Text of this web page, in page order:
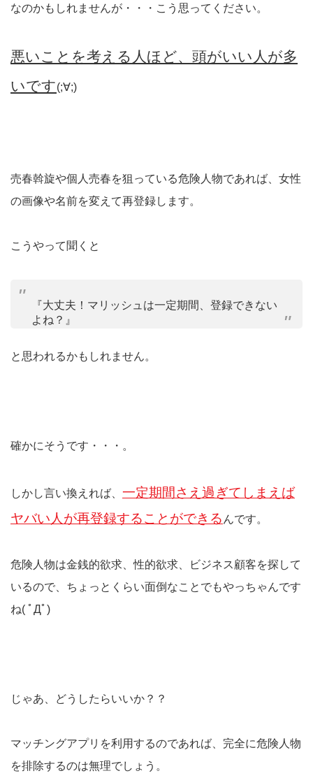
なのかもしれませんが・・・こう思ってください。
悪いことを考える人ほど、頭がいい人が多
いです(;∀;)
売春斡旋や個人売春を狙っている危険人物であれば、女性
の画像や名前を変えて再登録します。
こうやって聞くと
『大丈夫！マリッシュは一定期間、登録できない
よね？』
と思われるかもしれません。
確かにそうです・・・。
しかし言い換えれば、 一定期間さえ過ぎてしまえば
ヤバい人が再登録することができる んです。
危険人物は金銭的欲求、性的欲求、ビジネス顧客を探して
いるので、ちょっとくらい面倒なことでもやっちゃんです
ね( ﾟДﾟ)
じゃあ、どうしたらいいか？？
マッチングアプリを利用するのであれば、完全に危険人物
を排除するのは無理でしょう。